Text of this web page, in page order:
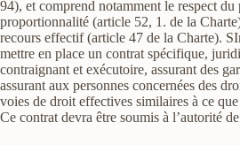
94), et comprend notamment le respect du
proportionnalité (article 52, 1. de la
recours effectif (article 47 de la Charte).
mettre en place un contrat spécifique,
contraignant et exécutoire, assurant des
assurant aux personnes concernées des
voies de droit effectives similaires à ce
Ce contrat devra être soumis à l’autorité